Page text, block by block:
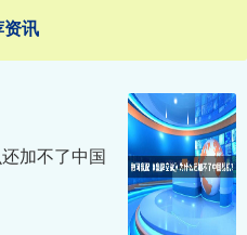
讯
加不了中国